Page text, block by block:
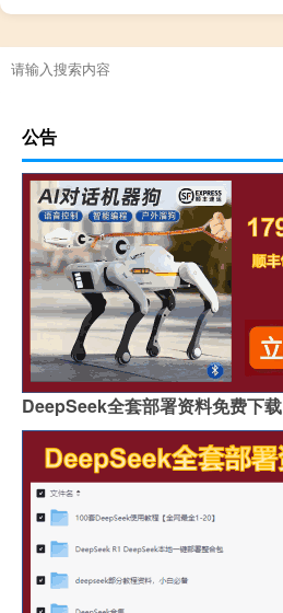
公告
DeepSeek全套部署资料免费下载